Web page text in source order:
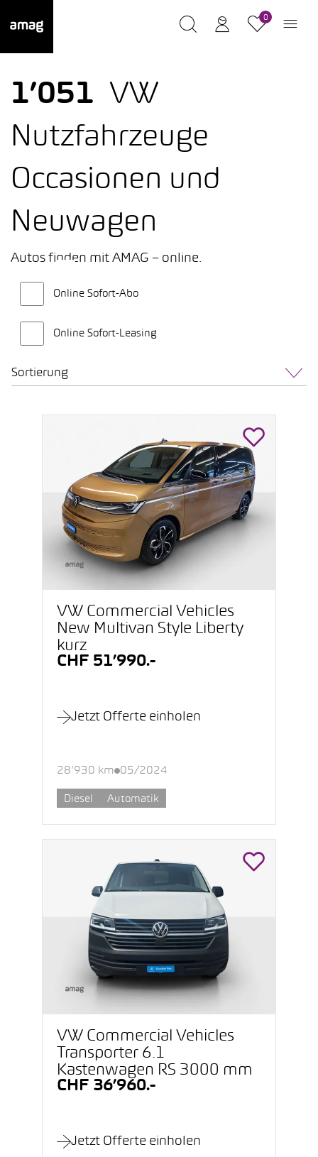
0
1’051
VW
Nutzfahrzeuge
Occasionen und
Neuwagen
Autos finden mit AMAG – online.
Online Sofort-Abo
Online Sofort-Leasing
Sortierung
VW Commercial Vehicles
New Multivan Style Liberty
kurz
CHF 51’990.-
Jetzt Offerte einholen
28’930 km 05/2024
Diesel Automatik
VW Commercial Vehicles
Transporter 6.1
Kastenwagen RS 3000 mm
CHF 36’960.-
Jetzt Offerte einholen